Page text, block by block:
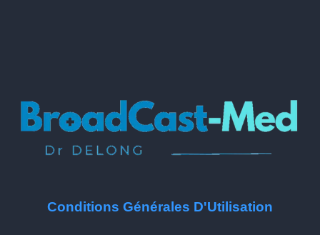
Conditions Générales D'Utilisation